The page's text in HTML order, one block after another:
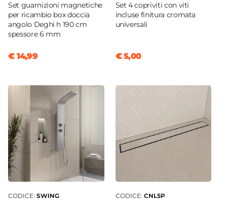
Set guarnizioni magnetiche
per ricambio box doccia
angolo Deghi h 190 cm
spessore 6 mm
€ 14,99
Set 4 copriviti con viti
incluse finitura cromata
universali
€ 5,00
CODICE: SWING CODICE: CNL5P